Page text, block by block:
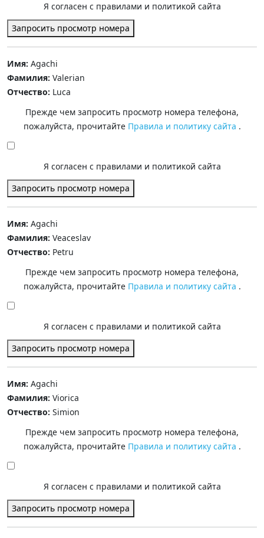
Я согласен с правилами и политикой сайта
Запросить просмотр номера
Имя: Agachi
Фамилия: Valerian
Отчество: Luca
Прежде чем запросить просмотр номера телефона,
пожалуйста, прочитайте Правила и политику сайта .
Я согласен с правилами и политикой сайта
Запросить просмотр номера
Имя: Agachi
Фамилия: Veaceslav
Отчество: Petru
Прежде чем запросить просмотр номера телефона,
пожалуйста, прочитайте Правила и политику сайта .
Я согласен с правилами и политикой сайта
Запросить просмотр номера
Имя: Agachi
Фамилия: Viorica
Отчество: Simion
Прежде чем запросить просмотр номера телефона,
пожалуйста, прочитайте Правила и политику сайта .
Я согласен с правилами и политикой сайта
Запросить просмотр номера